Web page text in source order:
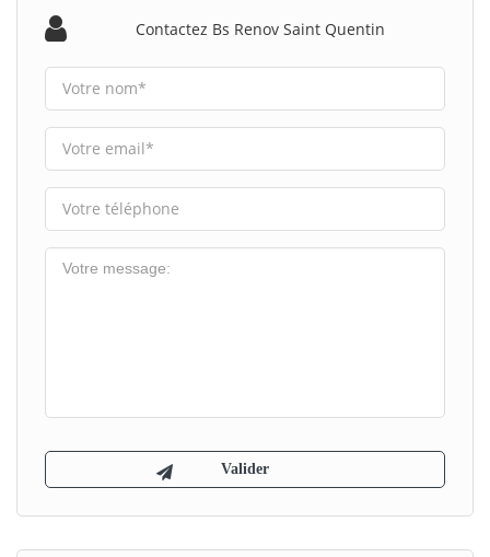
Contactez Bs Renov Saint Quentin